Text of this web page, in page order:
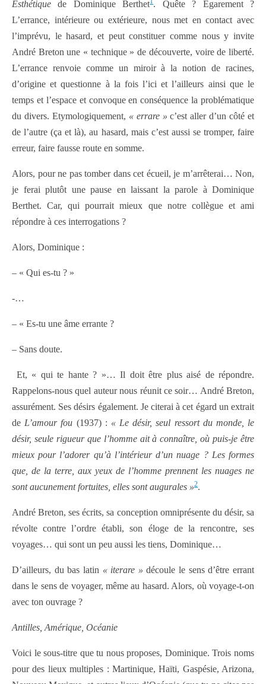
Esthétique de Dominique Berthet . Quête ? Egarement ?
L’errance, intérieure ou extérieure, nous met en contact avec
l’imprévu, le hasard, et peut constituer comme nous y invite
André Breton une « technique » de découverte, voire de liberté.
L’errance renvoie comme un miroir à la notion de racines,
d’origine et questionne à la fois l’ici et l’ailleurs ainsi que le
temps et l’espace et convoque en conséquence la problématique
du divers. Etymologiquement, « errare » c’est aller d’un côté et
de l’autre (ça et là), au hasard, mais c’est aussi se tromper, faire
erreur, faire fausse route en somme.
Alors, pour ne pas tomber dans cet écueil, je m’arrêterai… Non,
je ferai plutôt une pause en laissant la parole à Dominique
Berthet. Car, qui pourrait mieux que notre collègue et ami
répondre à ces interrogations ?
Alors, Dominique :
– « Qui es-tu ? »
-…
– « Es-tu une âme errante ?
– Sans doute.
Et, « qui te hante ? »… Il doit être plus aisé de répondre.
Rappelons-nous quel auteur nous réunit ce soir… André Breton,
assurément. Ses désirs également. Je citerai à cet égard un extrait
deL’amour fou (1937) : « Le désir, seul ressort du monde, le
désir, seule rigueur que l’homme ait à connaître, où puis-je être
mieux pour l’adorer qu’à l’intérieur d’un nuage ? Les formes
que, de la terre, aux yeux de l’homme prennent les nuages ne
sont aucunement fortuites, elles sont augurales »2.
André Breton, ses écrits, sa conception omniprésente du désir, sa
révolte contre l’ordre établi, son éloge de la rencontre, ses
voyages… qui sont un peu aussi les tiens, Dominique…
D’ailleurs, du bas latin « iterare » découle le sens d’être errant
dans le sens de voyager, même au hasard. Alors, où voyage-t-on
avec ton ouvrage ?
Antilles, Amérique, Océanie
Voici le sous-titre que tu nous proposes, Dominique. Trois noms
pour des lieux multiples : Martinique, Haïti, Gaspésie, Arizona,